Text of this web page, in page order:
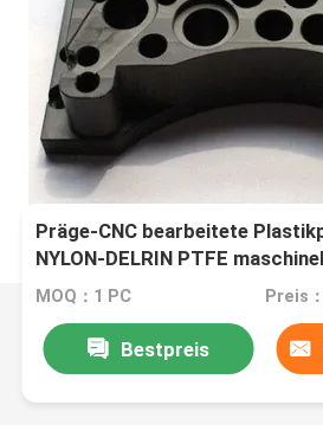
Präge-CNC bearbeitete
NYLON-DELRIN PTFE
MOQ：1 PC Preis
Bestpreis